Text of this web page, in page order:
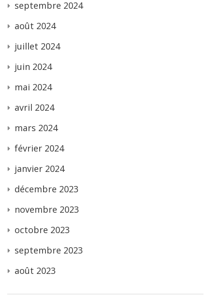
septembre 2024
août 2024
juillet 2024
juin 2024
mai 2024
avril 2024
mars 2024
février 2024
janvier 2024
décembre 2023
novembre 2023
octobre 2023
septembre 2023
août 2023